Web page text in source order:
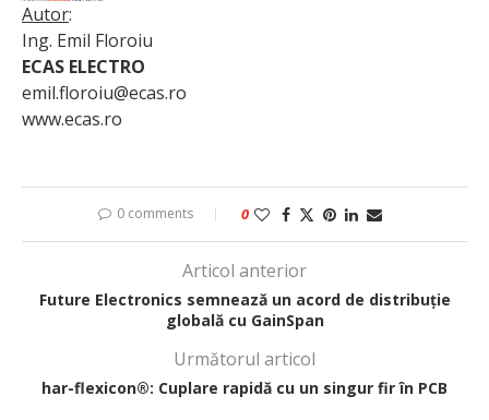
Autor:
Ing. Emil Floroiu
ECAS ELECTRO
emil.floroiu@ecas.ro
www.ecas.ro
0 comments 0
Articol anterior
Future Electronics semnează un acord de distribuție
globală cu GainSpan
Următorul articol
har-flexicon®: Cuplare rapidă cu un singur fir în PCB